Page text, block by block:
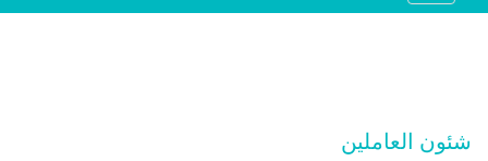
navigation
شئون العاملين